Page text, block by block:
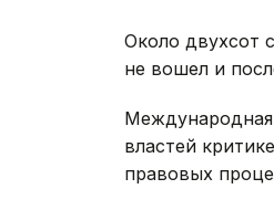
Около двухсот
не вошел и
Международная
властей
правовых